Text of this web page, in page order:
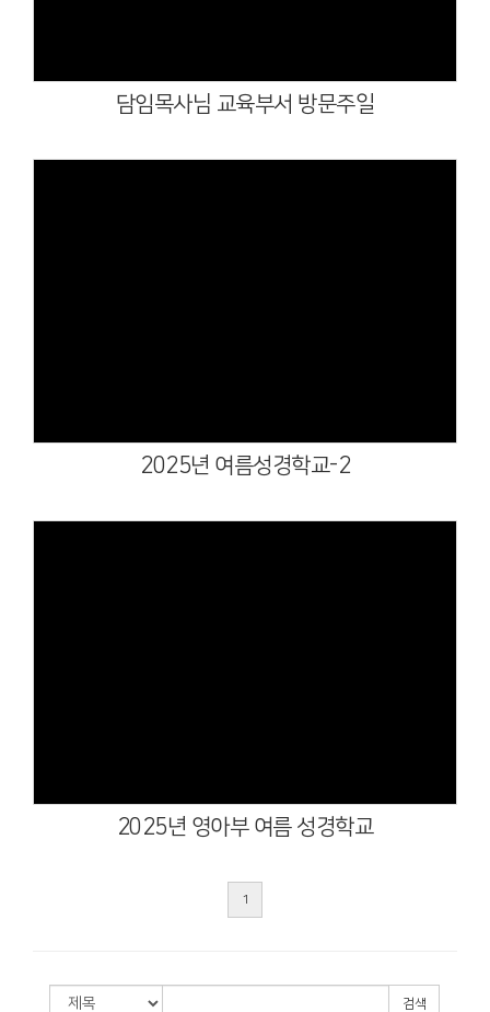
담임목사님 교육부서 방문주일
2025년 여름성경학교-2
2025년 영아부 여름 성경학교
1
검색